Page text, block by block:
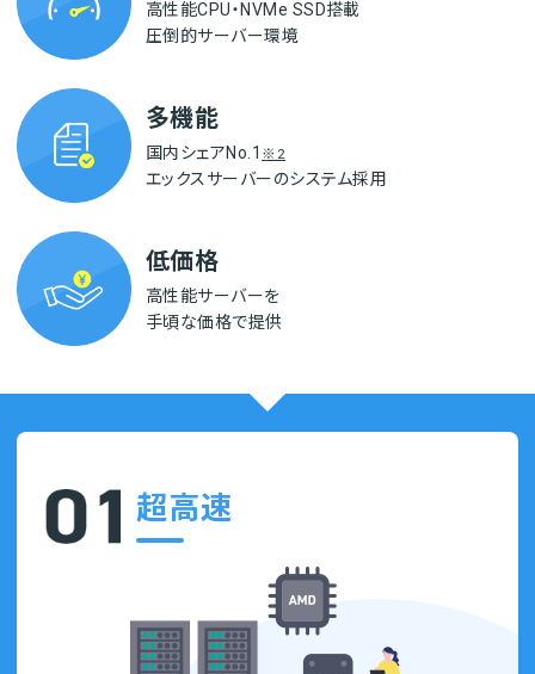
高性能CPU・NVMe SSD搭載
圧倒的サーバー環境
多機能
国内シェアNo.1 ※2
エックスサーバーのシステム採用
低価格
高性能サーバーを
手頃な価格で提供
超高速